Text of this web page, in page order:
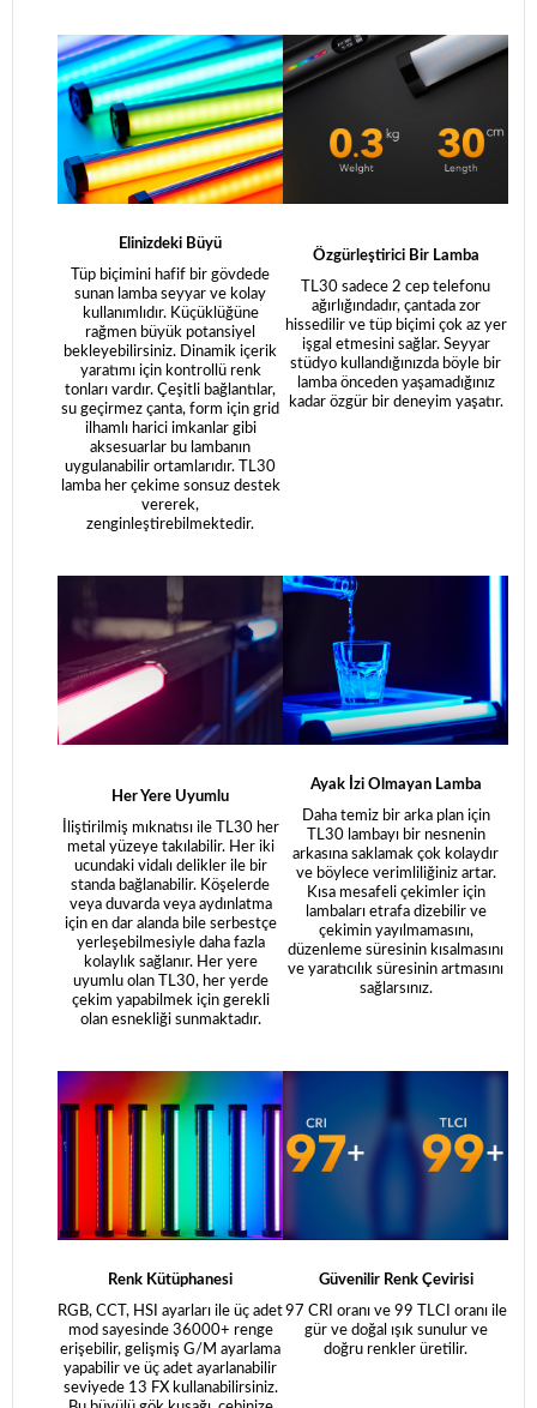
Elinizdeki Büyü
Tüp biçimini hafif bir gövdede
sunan lamba seyyar ve kolay
kullanımlıdır. Küçüklüğüne
rağmen büyük potansiyel
bekleyebilirsiniz. Dinamik içerik
yaratımı için kontrollü renk
tonları vardır. Çeşitli bağlantılar,
su geçirmez çanta, form için grid
ilhamlı harici imkanlar gibi
aksesuarlar bu lambanın
uygulanabilir ortamlarıdır. TL30
lamba her çekime sonsuz destek
vererek,
zenginleştirebilmektedir.
Özgürleştirici Bir Lamba
TL30 sadece 2 cep telefonu
ağırlığındadır, çantada zor
hissedilir ve tüp biçimi çok az yer
işgal etmesini sağlar. Seyyar
stüdyo kullandığınızda böyle bir
lamba önceden yaşamadığınız
kadar özgür bir deneyim yaşatır.
Her Yere Uyumlu
İliştirilmiş mıknatısı ile TL30 her
metal yüzeye takılabilir. Her iki
ucundaki vidalı delikler ile bir
standa bağlanabilir. Köşelerde
veya duvarda veya aydınlatma
için en dar alanda bile serbestçe
yerleşebilmesiyle daha fazla
kolaylık sağlanır. Her yere
uyumlu olan TL30, her yerde
çekim yapabilmek için gerekli
olan esnekliği sunmaktadır.
Ayak İzi Olmayan Lamba
Daha temiz bir arka plan için
TL30 lambayı bir nesnenin
arkasına saklamak çok kolaydır
ve böylece verimliliğiniz artar.
Kısa mesafeli çekimler için
lambaları etrafa dizebilir ve
çekimin yayılmamasını,
düzenleme süresinin kısalmasını
ve yaratıcılık süresinin artmasını
sağlarsınız.
Renk Kütüphanesi
RGB, CCT, HSI ayarları ile üç adet
mod sayesinde 36000+ renge
erişebilir, gelişmiş G/M ayarlama
yapabilir ve üç adet ayarlanabilir
seviyede 13 FX kullanabilirsiniz.
Güvenilir Renk Çevirisi
97 CRI oranı ve 99 TLCI oranı ile
gür ve doğal ışık sunulur ve
doğru renkler üretilir.